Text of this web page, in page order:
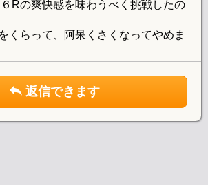
Rの爽快感を味わうべく挑戦したの
くらって、阿呆くさくなってやめま
返信できます